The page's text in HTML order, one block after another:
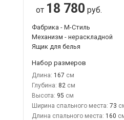
от 18 780 руб.
Фабрика - М-Стиль
Механизм - нераскладной
Ящик для белья
Набор размеров
Длина: 167
Глубина: 82
Высота: 95
Ширина спального места: 73
Длина спального места: 160